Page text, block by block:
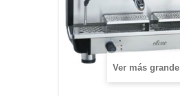
Ver más grande